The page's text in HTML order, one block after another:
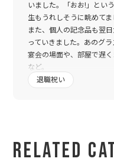
いました。「おお!」とい
生もうれしそうに眺めてま
また、個人の記念品も翌
っていきました。あのグ
宴会の場面や、部屋で遅
など。
本当にいい記念品になりま
退職祝い
Related